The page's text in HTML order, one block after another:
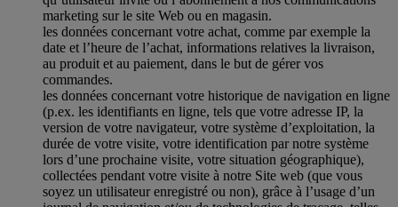
marketing sur le site Web ou en magasin.
les données concernant votre achat, comme par exemple la
date et l’heure de l’achat, informations relatives la livraison,
au produit et au paiement, dans le but de gérer vos
commandes.
les données concernant votre historique de navigation en ligne
(p.ex. les identifiants en ligne, tels que votre adresse IP, la
version de votre navigateur, votre système d’exploitation, la
durée de votre visite, votre identification par notre système
lors d’une prochaine visite, votre situation géographique),
collectées pendant votre visite à notre Site web (que vous
soyez un utilisateur enregistré ou non), grâce à l’usage d’un